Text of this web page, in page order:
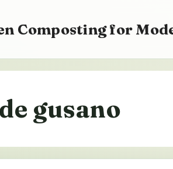
Composting for
gusano